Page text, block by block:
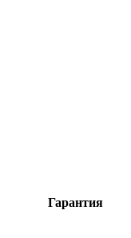
Гарантия